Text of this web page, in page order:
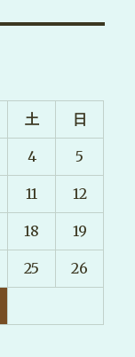
土 日
4 5
11 12
18 19
25 26